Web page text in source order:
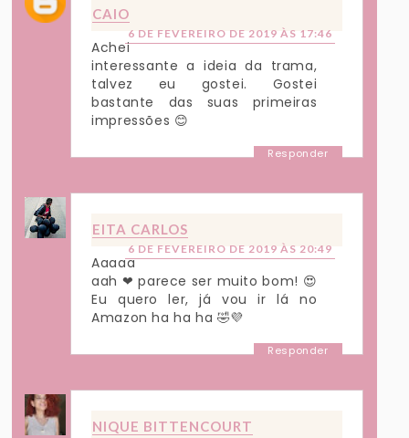
CAIO
6 DE FEVEREIRO DE 2019 ÀS 17:46
Achei
interessante a ideia da trama,
talvez eu gostei. Gostei
bastante das suas primeiras
impressões 😊
Responder
EITA CARLOS
6 DE FEVEREIRO DE 2019 ÀS 20:49
Aaaaa
aah ❤ parece ser muito bom! 😍
Eu quero ler, já vou ir lá no
Amazon ha ha ha 🤣💜
Responder
NIQUE BITTENCOURT